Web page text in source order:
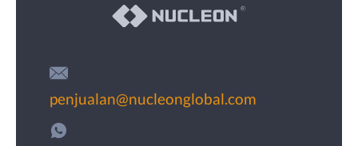
penjualan@nucleonglobal.com